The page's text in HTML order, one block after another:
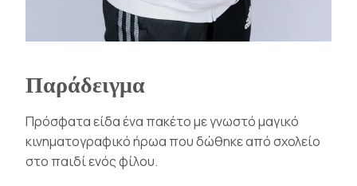
Παράδειγμα
Πρόσφατα είδα ένα πακέτο με γνωστό μαγικό
κινηματογραφικό ήρωα που δώθηκε από σχολείο
στο παιδί ενός φίλου.